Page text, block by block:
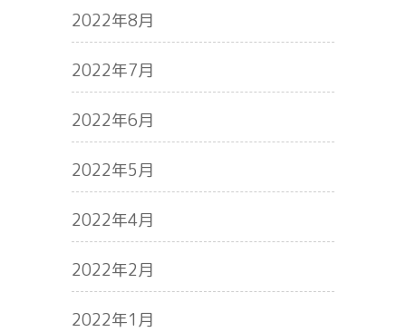
2022年8月
2022年7月
2022年6月
2022年5月
2022年4月
2022年2月
2022年1月